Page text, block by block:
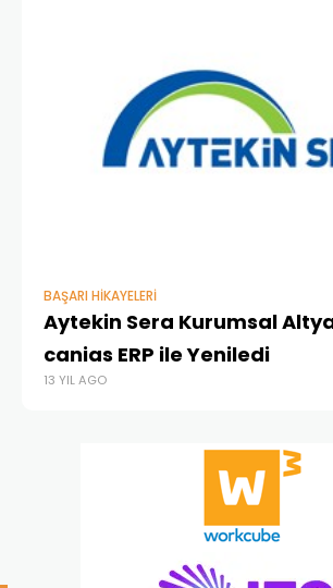
BAŞARI HIKAYELERI
Aytekin Sera Kurumsal
canias ERP ile Yeniledi
13 YIL AGO